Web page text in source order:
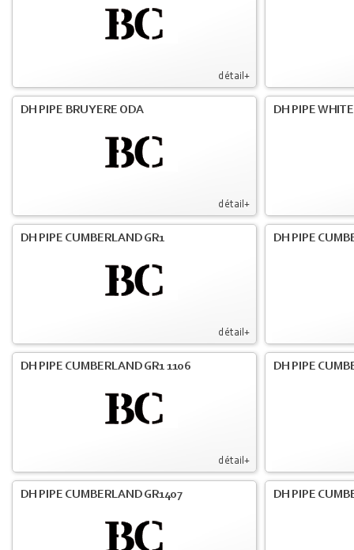
détail+
détail+
DH PIPE BRUYERE ODA DH PIPE
détail+
DH PIPE CUMBERLAND GR1 DH PIPE
détail+
DH PIPE CUMBERLAND GR1 1106 DH PIPE
DH PIPE CUMBERLAND GR1407 DH PIPE